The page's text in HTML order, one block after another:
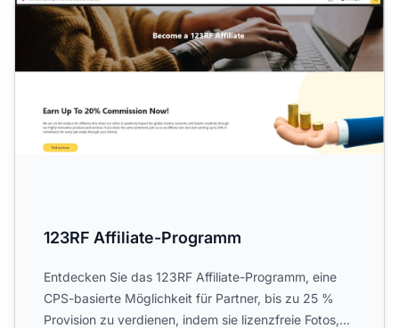
123RF Affiliate-Programm
Entdecken Sie das 123RF Affiliate-Programm, eine
CPS-basierte Möglichkeit für Partner, bis zu 25 %
Provision zu verdienen, indem sie lizenzfreie Fotos,